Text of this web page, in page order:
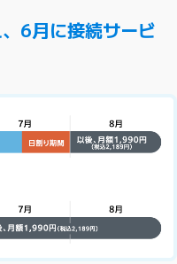
6月に接続サービ